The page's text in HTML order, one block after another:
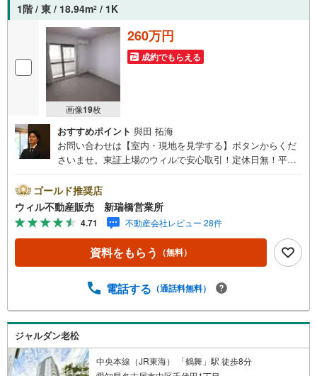
1階 / 東 / 18.94m2 / 1K
画像19枚
260万円
成約でもらえる
おすすめポイント 與田 拓海
お問い合わせは【室内・現地を見学する】ボタンからくだ
さいませ。東証上場のウィルで安心取引！定休日無！平日
ト/■女性専用マンションで安心！■エントランスはオートロ
ックで安心！■共用の洗濯スペースあり。■玄関にはシュー
ズボックス、さらにお部屋には女性に嬉しいクローゼット
もございます。＼周辺施設の利便性良好です！/○地下鉄
「瑞穂区役所」まで徒歩7分！○ヤマナカ瑞穂店まで徒歩4
分！○汐路小学校まで徒歩4分！○汐路中学校まで徒歩4分！
ゴールド推奨店
ウィル不動産販売 新瑞橋営業所
4.71 不動産会社レビュー 28件
資料をもらう （無料）
電話する （通話料無料）
ジャルダン老松
中央本線（JR東海） 「鶴舞」駅 徒歩8分